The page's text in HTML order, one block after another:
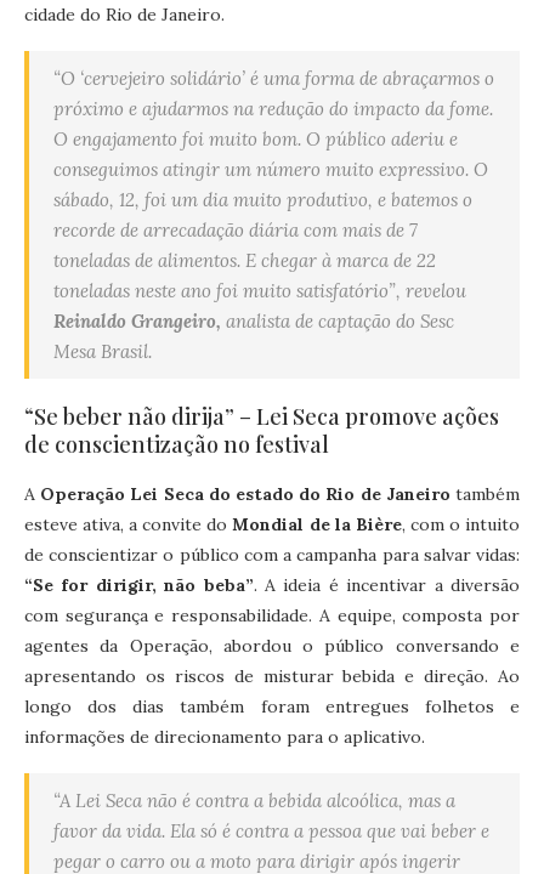
cidade do Rio de Janeiro.
“O ‘cervejeiro solidário’ é uma forma de abraçarmos o
próximo e ajudarmos na redução do impacto da fome.
O engajamento foi muito bom. O público aderiu e
conseguimos atingir um número muito expressivo. O
sábado, 12, foi um dia muito produtivo, e batemos o
recorde de arrecadação diária com mais de 7
toneladas de alimentos. E chegar à marca de 22
toneladas neste ano foi muito satisfatório”, revelou
Reinaldo Grangeiro, analista de captação do Sesc
Mesa Brasil.
“Se beber não dirija” – Lei Seca promove ações
de conscientização no festival
A Operação Lei Seca do estado do Rio de Janeiro também
esteve ativa, a convite doMondial de la Bière, com o intuito
de conscientizar o público com a campanha para salvar vidas:
“Se for dirigir, não beba”. A ideia é incentivar a diversão
com segurança e responsabilidade. A equipe, composta por
agentes da Operação, abordou o público conversando e
apresentando os riscos de misturar bebida e direção. Ao
longo dos dias também foram entregues folhetos e
informações de direcionamento para o aplicativo.
“A Lei Seca não é contra a bebida alcoólica, mas a
favor da vida. Ela só é contra a pessoa que vai beber e
pegar o carro ou a moto para dirigir após ingerir